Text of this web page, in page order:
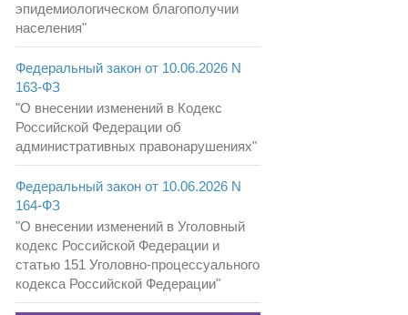
эпидемиологическом благополучии
населения"
Федеральный закон от 10.06.2026 N
163-ФЗ
"О внесении изменений в Кодекс
Российской Федерации об
административных правонарушениях"
Федеральный закон от 10.06.2026 N
164-ФЗ
"О внесении изменений в Уголовный
кодекс Российской Федерации и
статью 151 Уголовно-процессуального
кодекса Российской Федерации"